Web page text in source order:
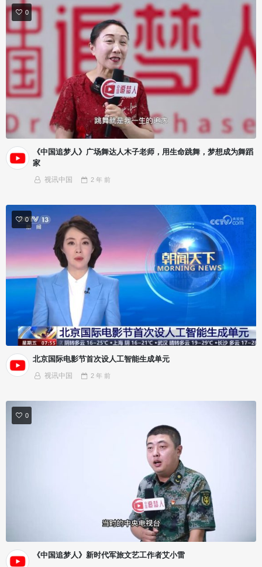
0
《中国追梦人》广场舞达人木子老师，用生命跳舞，梦想成为舞蹈
家
视讯中国 2 年 前
0
北京国际电影节首次设人工智能生成单元
视讯中国 2 年 前
0
《中国追梦人》新时代军旅文艺工作者艾小雷